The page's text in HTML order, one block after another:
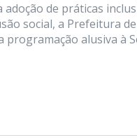
de práticas
social, a Prefeitura
programação alusiva à